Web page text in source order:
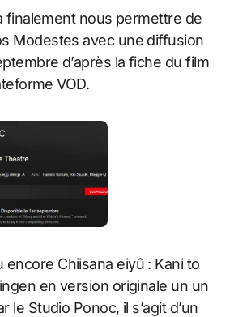
finalement nous permettre de
Modestes avec une diffusion
d’après la fiche du film
VOD.
Chiisana eiyû : Kani to
en version originale un un
le Studio Ponoc, il s’agit d’un